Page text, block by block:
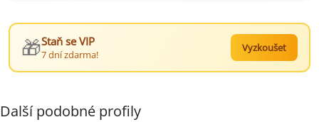
🎁Staň se VIP
7 dní zdarma!
Vyzkoušet
Další podobné profily